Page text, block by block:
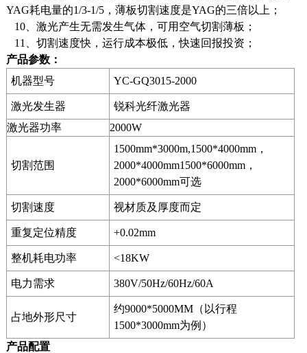
YAG耗电量的1/3-1/5，薄板切割速度是YAG的三倍以上；
10、激光产生无需发生气体，可用空气切割薄板；
11、切割速度快，运行成本极低，快速回报投资；
产品参数：
机器型号
YC-GQ3015-2000
激光发生器
锐科光纤激光器
激光器功率
2000W
切割范围
1500mm*3000m,1500*4000mm，
2000*4000mm1500*6000mm，
2000*6000mm可选
切割速度 视材质及厚度而定
重复定位精度 +0.02mm
整机耗电功率 <18KW
电力需求 380V/50Hz/60Hz/60A
占地外形尺寸
约9000*5000MM（以行程
1500*3000mm为例）
产品配置